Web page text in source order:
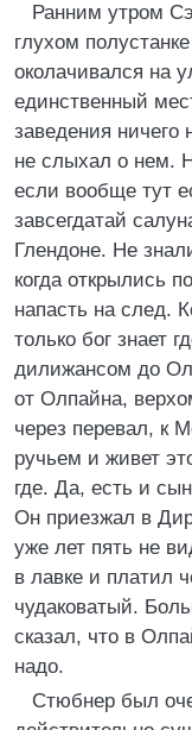
Ранним утром
глухом
околачивался на
единственный
заведения ничего
не слыхал о нем.
если вообще тут
завсегдатай
Глендоне. Не
когда открылись
напасть на след.
только бог знает
дилижансом до
от Олпайна,
через перевал, к
ручьем и живет
где. Да, есть и
Он приезжал в
уже лет пять не
в лавке и платил
чудаковатый.
сказал, что в
надо.
Стюбнер был